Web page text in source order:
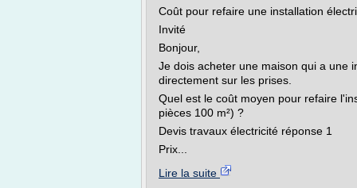
Coût pour refaire une installation
Invité
Bonjour,
Je dois acheter une maison qui a une
directement sur les prises.
Quel est le coût moyen pour refaire
pièces 100 m²) ?
Devis travaux électricité réponse 1
Prix...
Lire la suite